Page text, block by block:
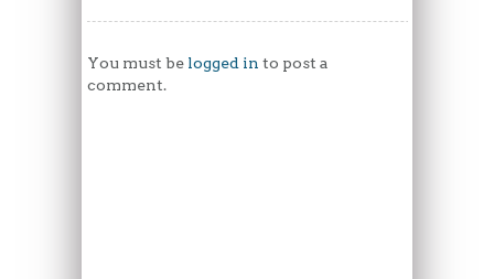
You must be logged in to post a
comment.